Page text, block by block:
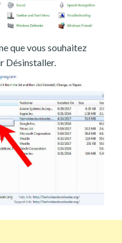
que vous souhaitez
Désinstaller.